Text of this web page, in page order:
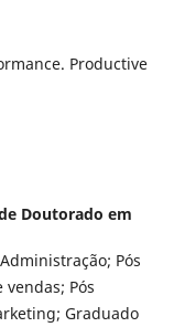
Productive
Doutorado em
Pós
Pós
Graduado